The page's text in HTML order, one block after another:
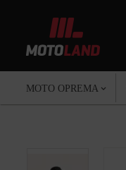
MOTO OPREMA